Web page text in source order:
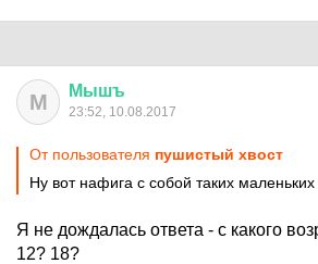
М Мышъ
23:52, 10.08.2017
От пользователя пушистый хвост
Ну вот нафига с собой таких маленьких
Я не дождалась ответа - с какого
12? 18?